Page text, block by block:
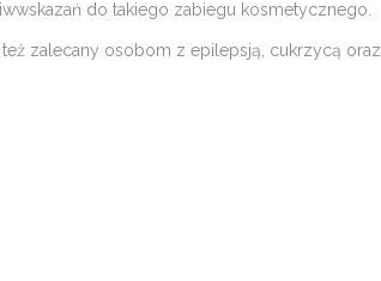
do takiego zabiegu kosmetycznego.
zalecany osobom z epilepsją, cukrzycą oraz